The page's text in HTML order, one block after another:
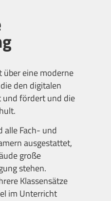
über eine moderne
den digitalen
fördert und die
alle Fach- und
ausgestattet,
große
stehen.
Klassensätze
im Unterricht